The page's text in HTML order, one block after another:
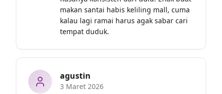
makan santai habis keliling mall, cuma
kalau lagi ramai harus agak sabar cari
tempat duduk.
agustin
3 Maret 2026